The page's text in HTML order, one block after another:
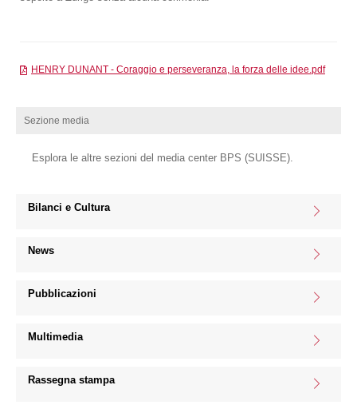
HENRY DUNANT - Coraggio e perseveranza, la forza delle idee.pdf
Sezione media
Esplora le altre sezioni del media center BPS (SUISSE).
Bilanci e Cultura
News
Pubblicazioni
Multimedia
Rassegna stampa